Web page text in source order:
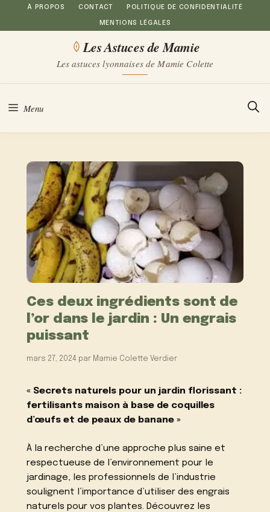
Aller
au
À PROPOS CONTACT POLITIQUE DE CONFIDENTIALITÉ
MENTIONS LÉGALES
Les Astuces de Mamie
Les astuces lyonnaises de Mamie Colette
Menu
Ces deux ingrédients sont de
l’or dans le jardin : Un engrais
puissant
mars 27, 2024 par Mamie Colette Verdier
« Secrets naturels pour un jardin florissant :
fertilisants maison à base de coquilles
d’œufs et de peaux de banane »
À la recherche d’une approche plus saine et
respectueuse de l’environnement pour le
jardinage, les professionnels de l’industrie
soulignent l’importance d’utiliser des engrais
naturels pour vos plantes. Découvrez les